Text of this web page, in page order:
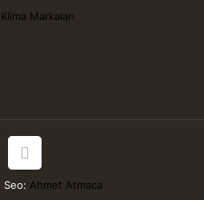
Markaları
Seo: Ahmet Atmaca